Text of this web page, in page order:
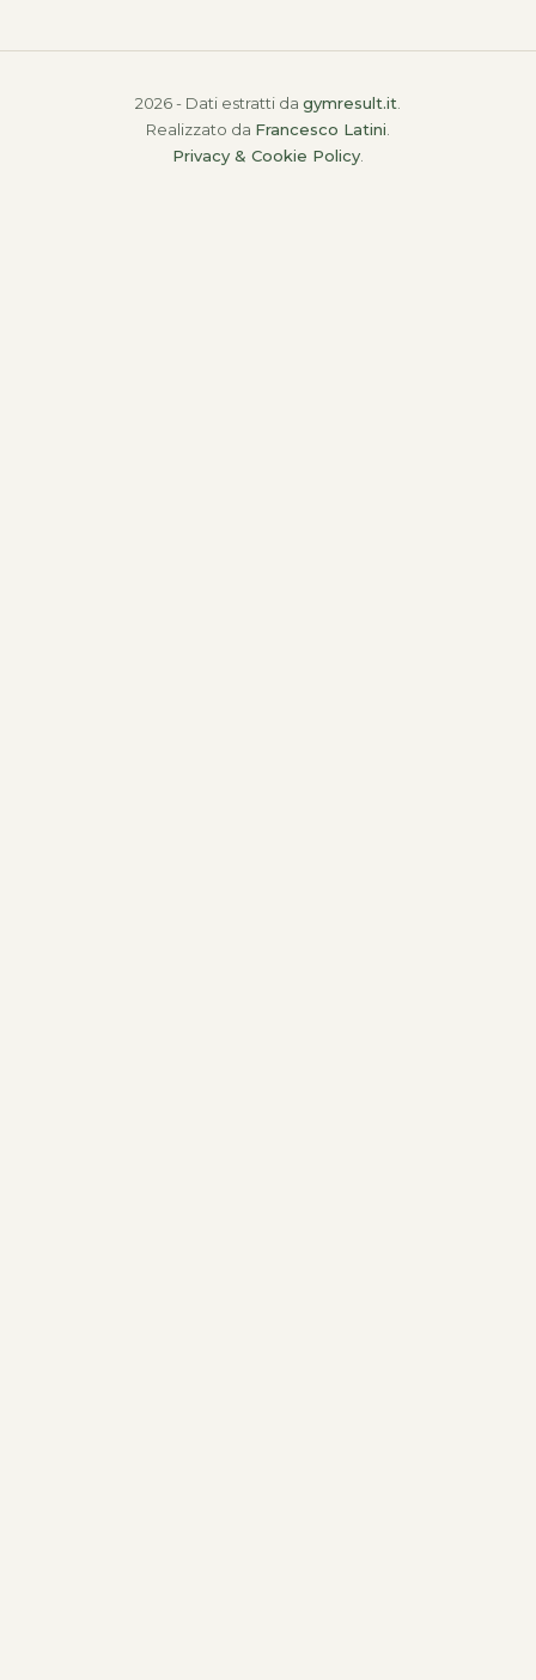
2026 - Dati estratti da gymresult.it
Realizzato da Francesco Latini
Privacy & Cookie Policy